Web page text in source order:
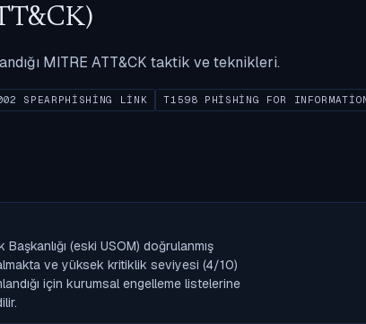
MITRE ATT&CK taktik ve teknikleri.
SPEARPHISHING LINK T1598 PHISHING FOR
(eski USOM) doğrulanmış
ve yüksek kritiklik seviyesi (4/10)
için kurumsal engelleme listelerine